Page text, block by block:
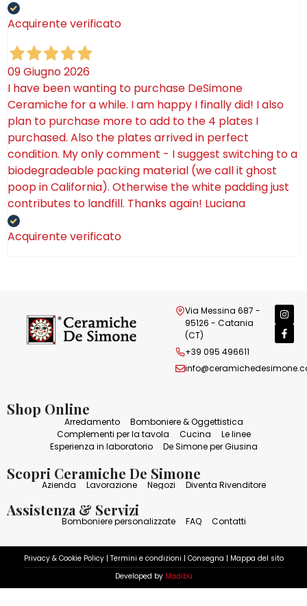
Acquirente verificato
09 Giugno 2026
I have been wanting to purchase DeSimone
Ceramiche for a while. I am happy I finally did! I also
plan to purchase more to add to the 4 plates I
purchased. Also the plates arrived in perfect
condition. My only comment - I suggest switching to a
biodegradeable packing material (we call it ghost
poop in California). Otherwise the white padding just
contributes to landfill. Thanks again! Luciana
Acquirente verificato
Via Messina 687 -
95126 - Catania
(CT)
+39 095 496611
Shop Online
Arredamento
Bomboniere & Oggettistica
Complementi per la tavola
Cucina
Le linee
Esperienza in laboratorio
De Simone per Giusina
Scopri Ceramiche De Simone
Azienda Lavorazione Negozi Diventa Rivenditore
Assistenza & Servizi
Bomboniere personalizzate FAQ Contatti
Privacy & Cookie Policy| Termini e condizioni | Consegna | Mappa del sito
Developed by Madibù